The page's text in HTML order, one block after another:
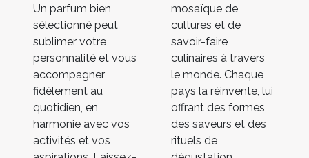
Un parfum bien
sélectionné peut
sublimer votre
personnalité et vous
accompagner
fidèlement au
quotidien, en
harmonie avec vos
activités et vos
mosaïque de
cultures et de
savoir-faire
culinaires à travers
le monde. Chaque
pays la réinvente, lui
offrant des formes,
des saveurs et des
rituels de